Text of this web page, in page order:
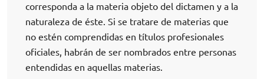
corresponda a la materia objeto del dictamen y a la
naturaleza de éste. Si se tratare de materias que
no estén comprendidas en títulos profesionales
oficiales, habrán de ser nombrados entre personas
entendidas en aquellas materias.